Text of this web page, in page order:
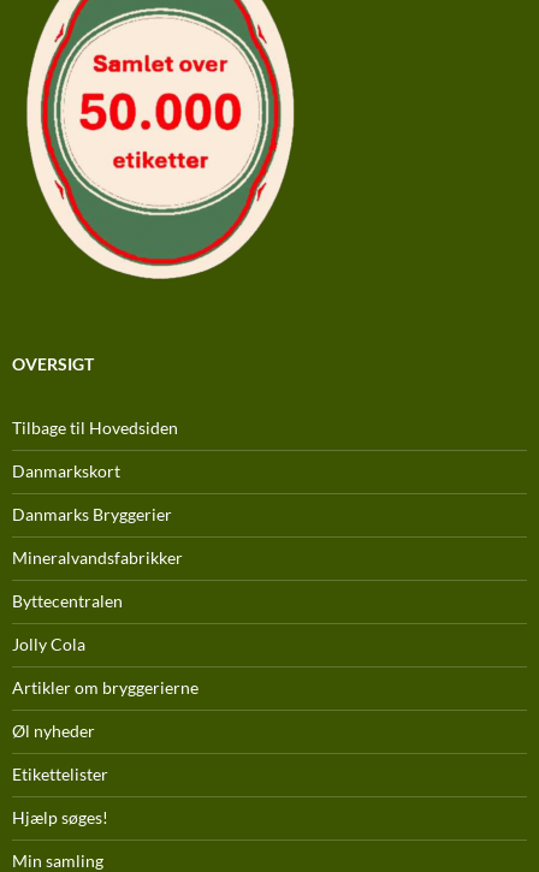
OVERSIGT
Tilbage til Hovedsiden
Danmarkskort
Danmarks Bryggerier
Mineralvandsfabrikker
Byttecentralen
Jolly Cola
Artikler om bryggerierne
Øl nyheder
Etikettelister
Hjælp søges!
Min samling